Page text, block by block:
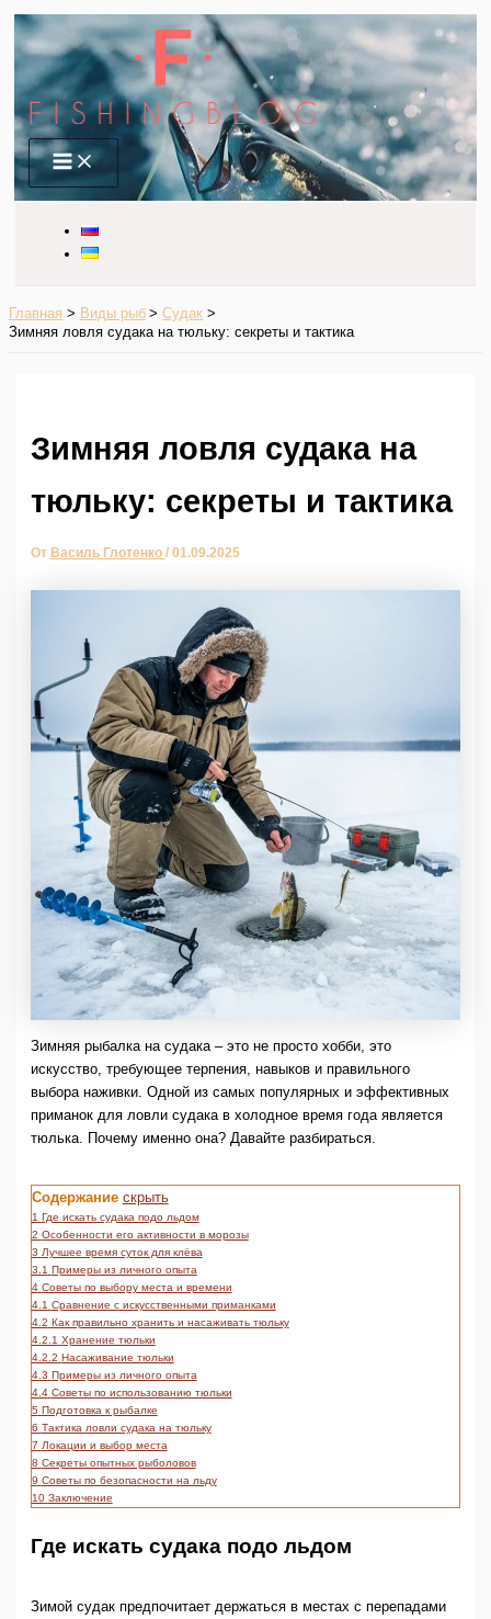
Перейти
содержимому
Main
Menu
Главная Виды рыб
Судак
Зимняя ловля судака на тюльку: секреты и тактика
Зимняя ловля судака на
тюльку: секреты и тактика
От Василь Глотенко / 01.09.2025
Зимняя рыбалка на судака – это не просто хобби, это
искусство, требующее терпения, навыков и правильного
выбора наживки. Одной из самых популярных и эффективных
приманок для ловли судака в холодное время года является
тюлька. Почему именно она? Давайте разбираться.
Содержание скрыть
1 Где искать судака подо льдом
2 Особенности его активности в морозы
3 Лучшее время суток для клёва
3.1 Примеры из личного опыта
4 Советы по выбору места и времени
4.1 Сравнение с искусственными приманками
4.2 Как правильно хранить и насаживать тюльку
4.2.1 Хранение тюльки
4.2.2 Насаживание тюльки
4.3 Примеры из личного опыта
4.4 Советы по использованию тюльки
5 Подготовка к рыбалке
6 Тактика ловли судака на тюльку
7 Локации и выбор места
8 Секреты опытных рыболовов
9 Советы по безопасности на льду
10 Заключение
Где искать судака подо льдом
Зимой судак предпочитает держаться в местах с перепадами